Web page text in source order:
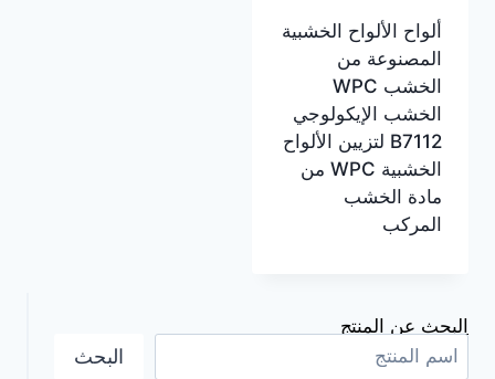
ألواح الألواح الخشبية
المصنوعة من
الخشب WPC
الخشب الإيكولوجي
B7112 لتزيين الألواح
الخشبية WPC من
مادة الخشب
المركب
البحث عن المنتج
البحث